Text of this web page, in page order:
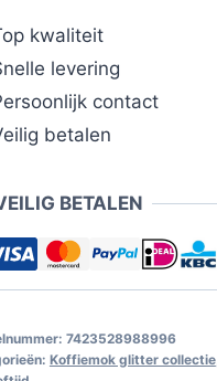
kwaliteit
levering
contact
betalen
BETALEN
7423528988996
Koffiemok glitter collectie,